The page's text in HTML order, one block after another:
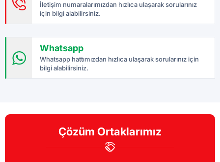
İletişim numaralarımızdan hızlıca ulaşarak sorularınız
için bilgi alabilirsiniz.
Whatsapp
Whatsapp hattımızdan hızlıca ulaşarak sorularınız için
bilgi alabilirsiniz.
Çözüm Ortaklarımız